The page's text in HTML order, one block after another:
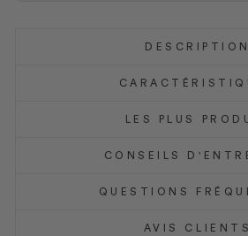
DESCRIPTION
LES PLUS
CONSEILS
QUESTIONS
AVIS CLIENTS